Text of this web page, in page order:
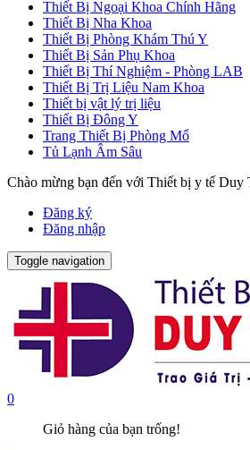
Thiết Bị Ngoại Khoa Chính Hãng
Thiết Bị Nha Khoa
Thiết Bị Phòng Khám Thú Y
Thiết Bị Sản Phụ Khoa
Thiết Bị Thí Nghiệm - Phòng LAB
Thiết Bị Trị Liệu Nam Khoa
Thiết bị vật lý trị liệu
Thiết Bị Đông Y
Trang Thiết Bị Phòng Mổ
Tủ Lạnh Âm Sâu
Chào mừng bạn đến với Thiết bị y tế Duy
Đăng ký
Đăng nhập
Toggle navigation
0
Giỏ hàng của bạn trống!